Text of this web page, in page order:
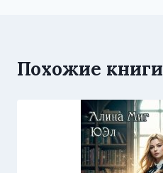
Похожие книги